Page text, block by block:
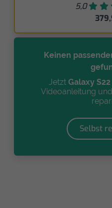
5,0
Keinen
Jetzt Galaxy
Videoanleitung
Selbst